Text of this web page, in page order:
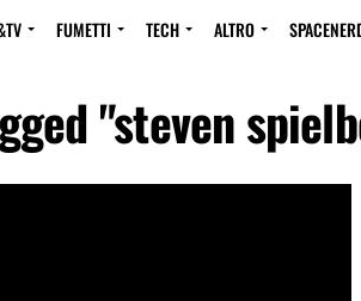
FUMETTI TECH ALTRO
"steven